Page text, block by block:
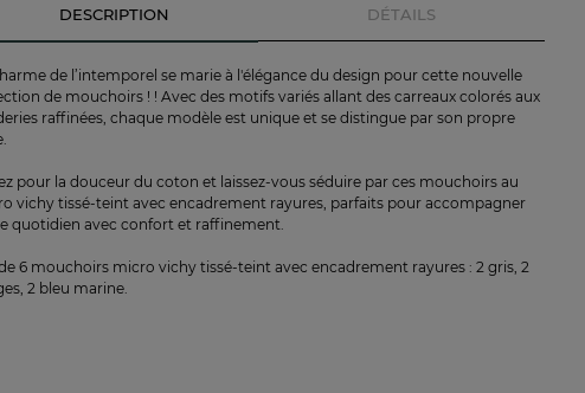
DESCRIPTION DÉTAILS
de l’intemporel se marie à l'élégance du design pour cette nouvelle
de mouchoirs ! ! Avec des motifs variés allant des carreaux colorés aux
raffinées, chaque modèle est unique et se distingue par son propre
pour la douceur du coton et laissez-vous séduire par ces mouchoirs au
vichy tissé-teint avec encadrement rayures, parfaits pour accompagner
quotidien avec confort et raffinement.
6 mouchoirs micro vichy tissé-teint avec encadrement rayures : 2 gris, 2
2 bleu marine.